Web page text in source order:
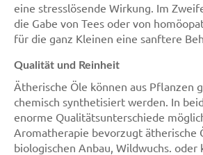
eine stresslösende Wirkung. Im
die Gabe von Tees oder von
für die ganz Kleinen eine sanftere
Qualität und Reinheit
Ätherische Öle können aus Pflanzen
chemisch synthetisiert werden. In
enorme Qualitätsunterschiede
Aromatherapie bevorzugt ätherische
biologischen Anbau, Wildwuchs.